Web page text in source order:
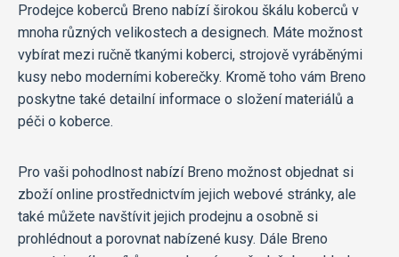
Prodejce koberců Breno nabízí širokou škálu koberců v
mnoha různých velikostech a designech. Máte možnost
vybírat mezi ručně tkanými koberci, strojově vyráběnými
kusy nebo moderními koberečky. Kromě toho vám Breno
poskytne také detailní informace o složení materiálů a
péči o koberce.
Pro vaši pohodlnost nabízí Breno možnost objednat si
zboží online prostřednictvím jejich webové stránky, ale
také můžete navštívit jejich prodejnu a osobně si
prohlédnout a porovnat nabízené kusy. Dále Breno